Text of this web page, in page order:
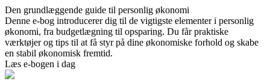
Den grundlæggende guide til personlig økonomi
Denne e-bog introducerer dig til de vigtigste elementer i personlig
økonomi, fra budgetlægning til opsparing. Du får praktiske
værktøjer og tips til at få styr på dine økonomiske forhold og skabe
en stabil økonomisk fremtid.
Læs e-bogen i dag